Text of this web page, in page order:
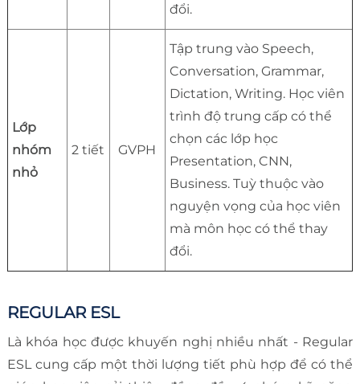
đổi.
Lớp
nhóm
nhỏ
2 tiết GVPH
Tập trung vào Speech,
Conversation, Grammar,
Dictation, Writing. Học viên
trình độ trung cấp có thể
chọn các lớp học
Presentation, CNN,
Business. Tuỳ thuộc vào
nguyện vọng của học viên
mà môn học có thể thay
đổi.
REGULAR ESL
Là khóa học được khuyến nghị nhiều nhất - Regular
ESL cung cấp một thời lượng tiết phù hợp để có thể